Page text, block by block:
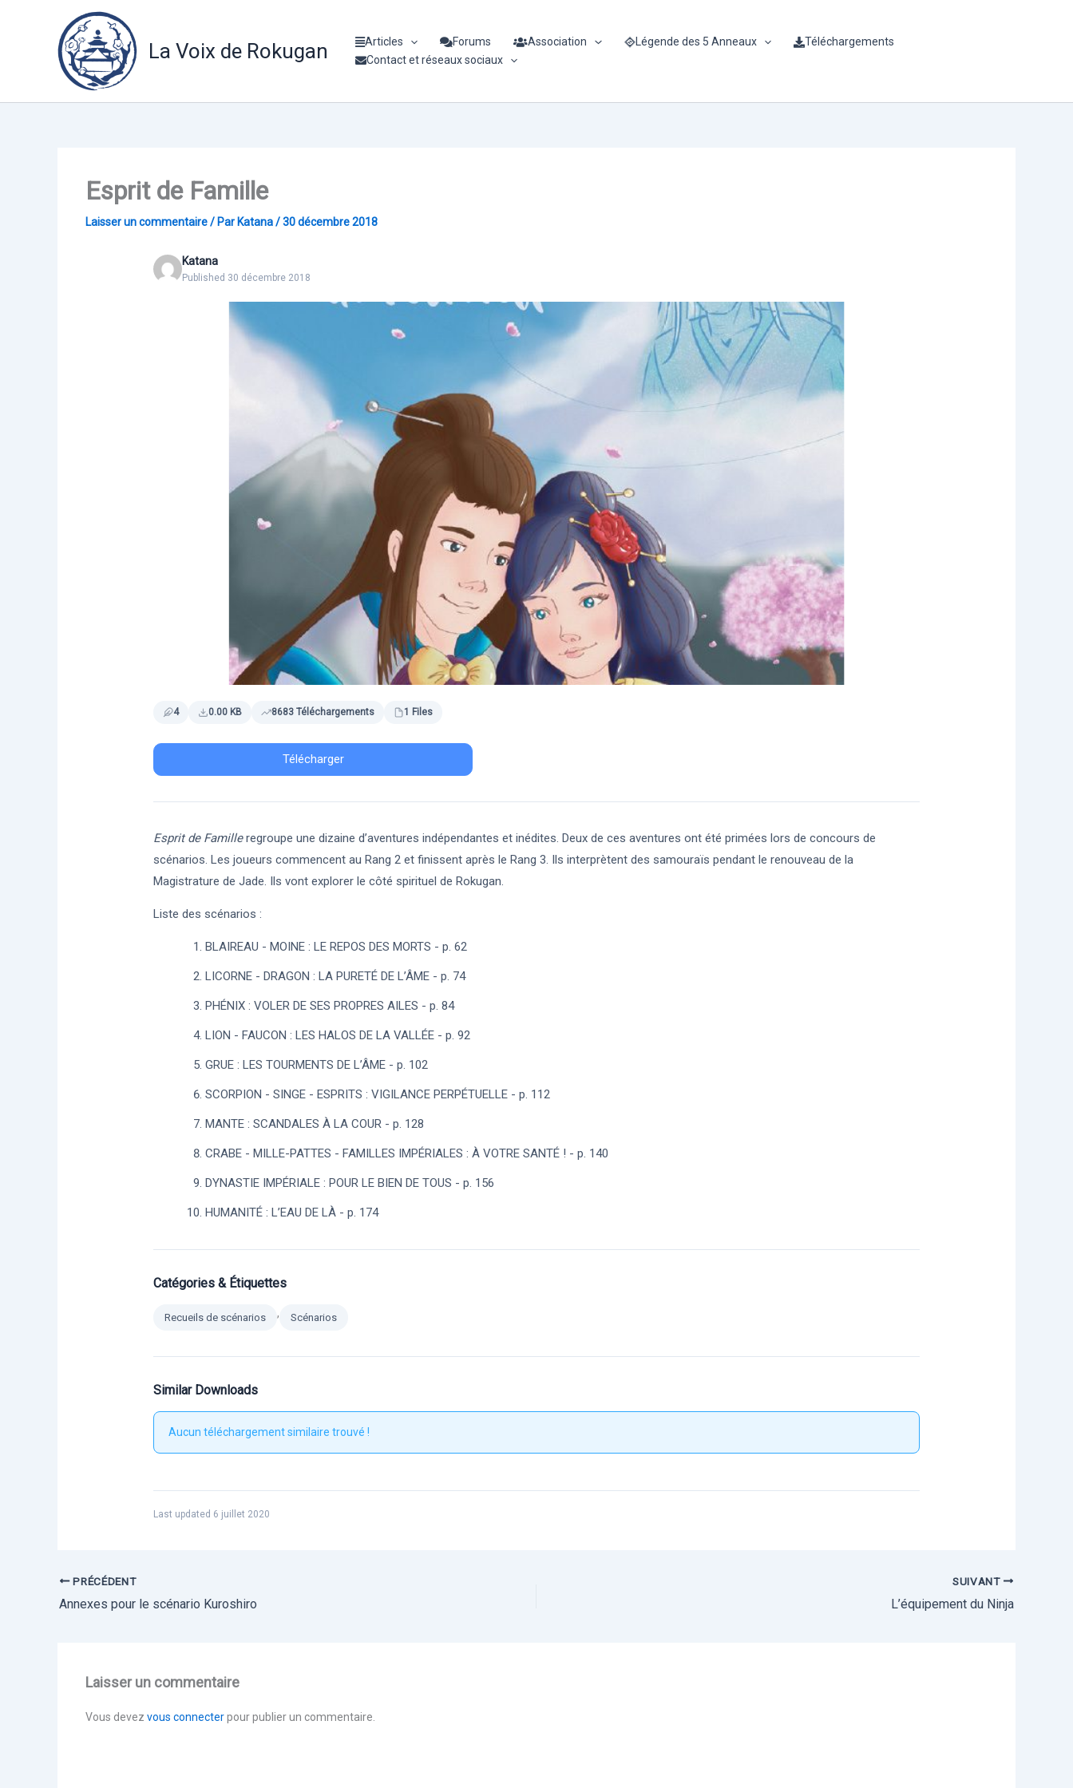
La Voix de Rokugan Articles Forums Association Légende des 5 Anneaux
Téléchargements
Contact et réseaux sociaux
Esprit de Famille
Laisser un commentaire/ Par Katana/30 décembre 2018
Katana
Published 30 décembre 2018
4 0.00 KB 8683 Téléchargements 1 Files
Télécharger
Esprit de Familleregroupe une dizaine d’aventures indépendantes et inédites. Deux de ces aventures ont été primées lors de concours de
scénarios. Les joueurs commencent au Rang 2 et finissent après le Rang 3. Ils interprètent des samouraïs pendant le renouveau de la
Magistrature de Jade. Ils vont explorer le côté spirituel de Rokugan.
Liste des scénarios :
BLAIREAU - MOINE : LE REPOS DES MORTS - p. 62
LICORNE - DRAGON : LA PURETÉ DE L’ÂME - p. 74
PHÉNIX : VOLER DE SES PROPRES AILES - p. 84
LION - FAUCON : LES HALOS DE LA VALLÉE - p. 92
GRUE : LES TOURMENTS DE L’ÂME - p. 102
SCORPION - SINGE - ESPRITS : VIGILANCE PERPÉTUELLE - p. 112
MANTE : SCANDALES À LA COUR - p. 128
CRABE - MILLE-PATTES - FAMILLES IMPÉRIALES : À VOTRE SANTÉ ! - p. 140
DYNASTIE IMPÉRIALE : POUR LE BIEN DE TOUS - p. 156
HUMANITÉ : L’EAU DE LÀ - p. 174
Catégories & Étiquettes
Recueils de scénarios , Scénarios
Similar Downloads
Aucun téléchargement similaire trouvé !
Last updated 6 juillet 2020
PRÉCÉDENT
Annexes pour le scénario Kuroshiro
SUIVANT
L’équipement du Ninja
Laisser un commentaire
Vous devez vous connecterpour publier un commentaire.